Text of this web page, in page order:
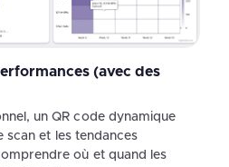
(avec des
un QR code dynamique
scan et les tendances
où et quand les